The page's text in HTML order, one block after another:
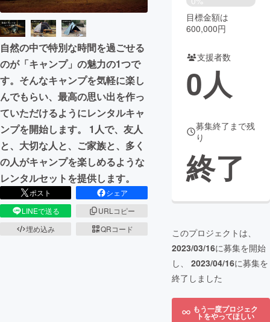
ビジネス・起業 チャレンジ
まちづくり・地域活性化
CAMPFIRE for Social Good
CAMPFIRE Creation
CAMPFIREふるさと納税machi-ya コミュニティ
自然の中で特別な時間を過ごせる
のが「キャンプ」の魅力の1つで
す。そんなキャンプを気軽に楽し
んでもらい、最高の思い出を作っ
ていただけるようにレンタルキャ
ンプを開始します。 1人で、友人
と、大切な人と、ご家族と、多く
の人がキャンプを楽しめるような
レンタルセットを提供します。
ポスト
シェア
LINEで送る
URLコピー
埋め込み
QRコード
目標金額は
600,000円
支援者数
0人
募集終了まで残
り
終了
このプロジェクトは、
2023/03/16に募集を開始
し、 2023/04/16に募集を
終了しました
もう一度プロジェク
トをやってほしい